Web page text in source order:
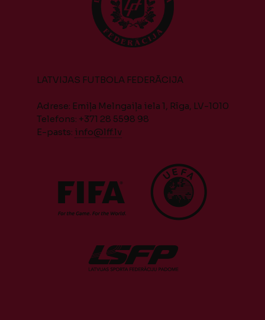
LATVIJAS FUTBOLA FEDERĀCIJA
Adrese: Emiļa Melngaiļa iela 1, Rīga, LV-1010
Telefons: +371 28 5598 98
E-pasts: info@lff.lv